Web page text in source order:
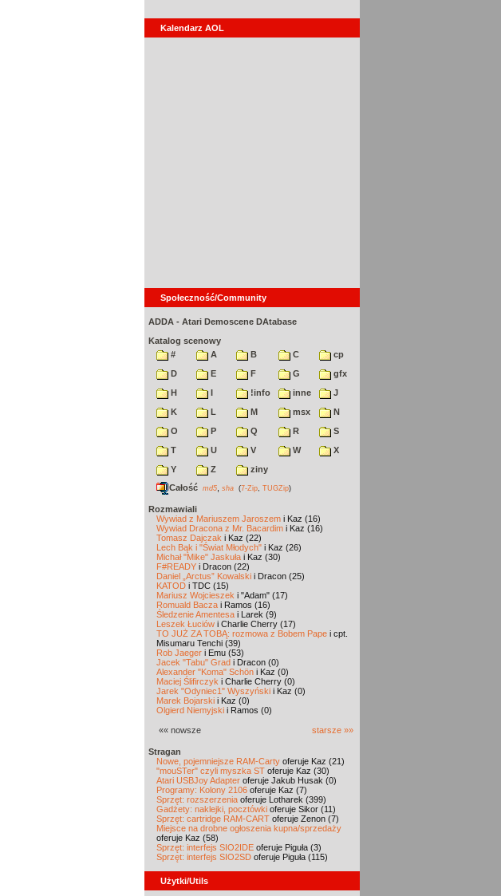
Kalendarz AOL
Społeczność/Community
ADDA - Atari Demoscene DAtabase
Katalog scenowy
#
A B C
cp
D
E F G
gfx
H
I !info inne
J
K
L M msx
N
O
P Q R
S
T
U V W
X
Y
Z
ziny
Całość md5 sha (7-Zip TUGZip)
Rozmawiali
Wywiad z Mariuszem Jaroszem i Kaz (16)
Wywiad Dracona z Mr. Bacardim i Kaz (16)
Tomasz Dajczak i Kaz (22)
Lech Bąk i "Świat Młodych" i Kaz (26)
Michał "Mike" Jaskuła i Kaz (30)
F#READY i Dracon (22)
Daniel „Arctus” Kowalski i Dracon (25)
KATOD i TDC (15)
Mariusz Wojcieszek i "Adam" (17)
Romuald Bacza i Ramos (16)
Śledzenie Amentesa i Larek (9)
Leszek Łuciów i Charlie Cherry (17)
TO JUŻ ZA TOBĄ: rozmowa z Bobem Pape i cpt.
Misumaru Tenchi (39)
Rob Jaeger i Emu (53)
Jacek "Tabu" Grad i Dracon (0)
Alexander "Koma" Schön i Kaz (0)
Maciej Ślifirczyk i Charlie Cherry (0)
Jarek "Odyniec1" Wyszyński i Kaz (0)
Marek Bojarski i Kaz (0)
Olgierd Niemyjski i Ramos (0)
«« nowsze starsze »»
Stragan
Nowe, pojemniejsze RAM-Carty oferuje Kaz (21)
"mouSTer" czyli myszka ST oferuje Kaz (30)
Atari USBJoy Adapter oferuje Jakub Husak (0)
Programy: Kolony 2106 oferuje Kaz (7)
Sprzęt: rozszerzenia oferuje Lotharek (399)
Gadżety: naklejki, pocztówki oferuje Sikor (11)
Sprzęt: cartridge RAM-CART oferuje Zenon (7)
Miejsce na drobne ogłoszenia kupna/sprzedaży
oferuje Kaz (58)
Sprzęt: interfejs SIO2IDE oferuje Piguła (3)
Sprzęt: interfejs SIO2SD oferuje Piguła (115)
Użytki/Utils